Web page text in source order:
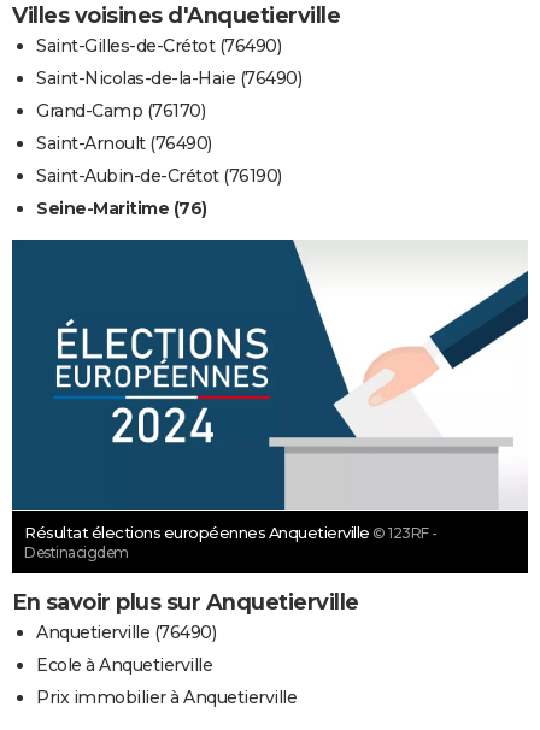
Villes voisines d'Anquetierville
Saint-Gilles-de-Crétot (76490)
Saint-Nicolas-de-la-Haie (76490)
Grand-Camp (76170)
Saint-Arnoult (76490)
Saint-Aubin-de-Crétot (76190)
Seine-Maritime (76)
Résultat élections européennes Anquetierville © 123RF -
Destinacigdem
En savoir plus sur Anquetierville
Anquetierville (76490)
Ecole à Anquetierville
Prix immobilier à Anquetierville